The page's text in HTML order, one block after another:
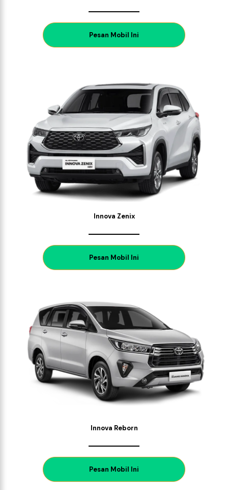
Pesan Mobil Ini
Innova Zenix
Pesan Mobil Ini
Innova Reborn
Pesan Mobil Ini